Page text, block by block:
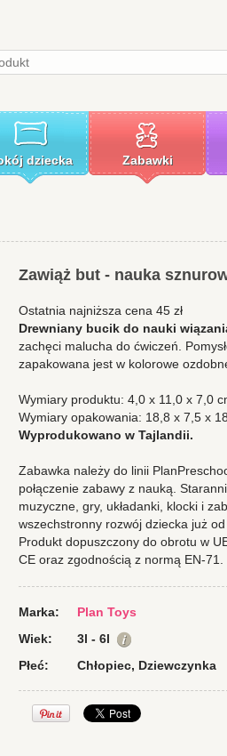
dziecka Zabawki
Zawiąż but - nauka
Ostatnia najniższa cena 45 zł
Drewniany bucik do nauki
zachęci malucha do ćwiczeń.
zapakowana jest w kolorowe
Wymiary produktu: 4,0 x 11,0 x 7,0
Wymiary opakowania: 18,8 x 7,5 x
Wyprodukowano w Tajlandii.
Zabawka należy do linii
połączenie zabawy z nauką.
muzyczne, gry, układanki, klocki i
wszechstronny rozwój dziecka już od
Produkt dopuszczony do obrotu w
CE oraz zgodnością z normą EN-71.
Marka:
Plan Toys
Wiek:
3l - 6l
Płeć:
Chłopiec, Dziewczynka